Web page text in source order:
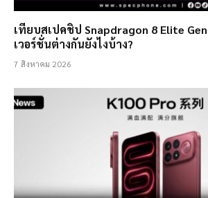
เทียบสเปคชิป Snapdragon 8 Elite
เวอร์ชั่นต่างกันยังไงบ้าง?
7 สิงหาคม 2026